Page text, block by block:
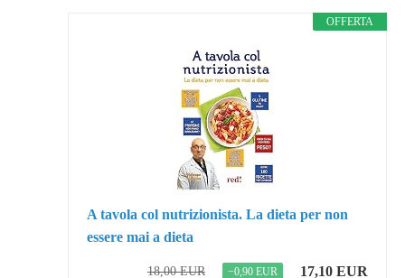
OFFERTA
A tavola col nutrizionista. La dieta per non
essere mai a dieta
18,00 EUR −0,90 EUR 17,10 EUR